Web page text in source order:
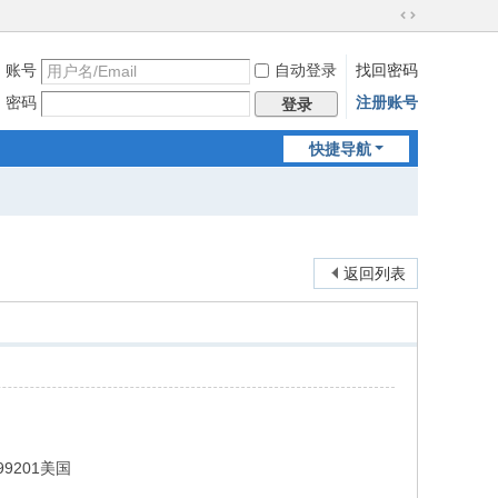
切
到
宽
版
账号 自动登录
找回密码
密码
登录 注册账号
快捷导航
返回列表
美国